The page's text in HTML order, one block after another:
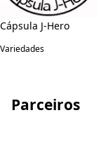
Cápsula J-Hero
Variedades
Parceiros